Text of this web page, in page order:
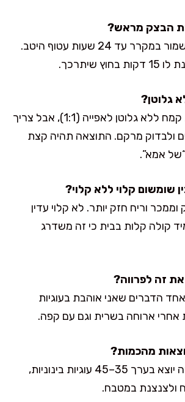
כן. אפשר להכין ולשמור במקרר עד 24 שעות עטוף היטב.
שיתרכך.
אפשר עם תערובת קמח ללא גלוטן לאפייה (1:1), אבל צריך
ולבדוק מרקם. התוצאה תהיה קצת
אמא”.
וממכר וריח חזק יותר. לא קלוי עדין
קולה קלות בבית כי זה משדרג
הדברים שאני אוהבת בעוגיות
אחרי ארוחה בשרית וגם עם קפה.
תלוי בגודל. אצלי זה יוצא בערך 35–45 עוגיות בינוניות,
ולצנצנת במטבח.